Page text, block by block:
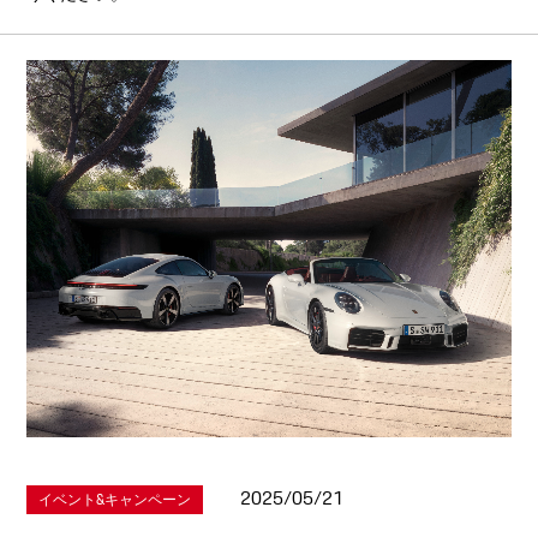
イベント&キャンペーン 2025/05/21